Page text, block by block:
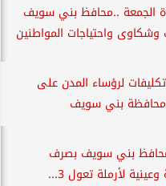
الجمعة ..محافظ بني سويف
واحتياجات المواطنين
لرؤساء المدن على
بني سويف
بني سويف بصرف
لأرملة تعول 3...